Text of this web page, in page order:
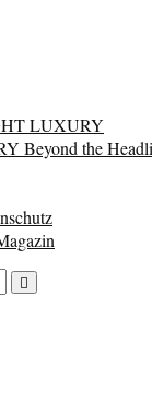
LUXURY
Beyond the